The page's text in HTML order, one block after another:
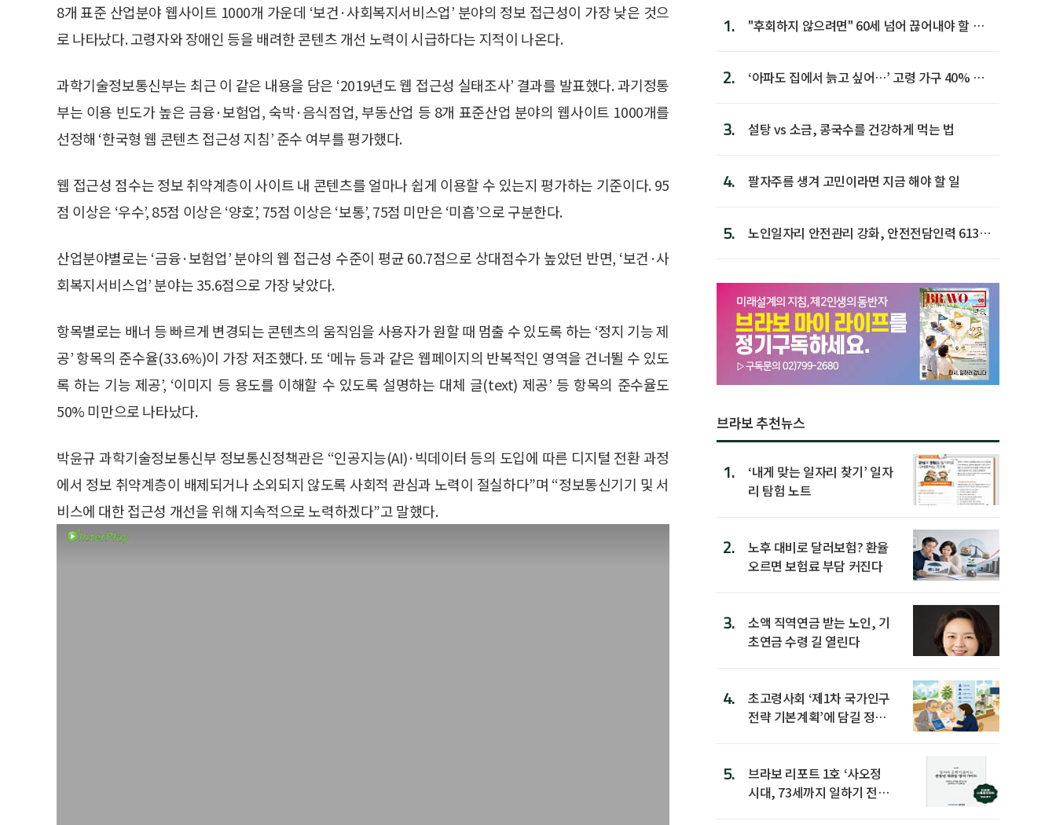
8개 표준 산업분야 웹사이트 1000개 가운데 ‘보건·사회복지서비스업’ 분야의 정보 접근성이 가장 낮은 것으
로 나타났다. 고령자와 장애인 등을 배려한 콘텐츠 개선 노력이 시급하다는 지적이 나온다.
과학기술정보통신부는 최근 이 같은 내용을 담은 ‘2019년도 웹 접근성 실태조사’ 결과를 발표했다. 과기정통
부는 이용 빈도가 높은 금융·보험업, 숙박·음식점업, 부동산업 등 8개 표준산업 분야의 웹사이트 1000개를
선정해 ‘한국형 웹 콘텐츠 접근성 지침’ 준수 여부를 평가했다.
웹 접근성 점수는 정보 취약계층이 사이트 내 콘텐츠를 얼마나 쉽게 이용할 수 있는지 평가하는 기준이다. 95
점 이상은 ‘우수’, 85점 이상은 ‘양호’, 75점 이상은 ‘보통’, 75점 미만은 ‘미흡’으로 구분한다.
산업분야별로는 ‘금융·보험업’ 분야의 웹 접근성 수준이 평균 60.7점으로 상대점수가 높았던 반면, ‘보건·사
회복지서비스업’ 분야는 35.6점으로 가장 낮았다.
항목별로는 배너 등 빠르게 변경되는 콘텐츠의 움직임을 사용자가 원할 때 멈출 수 있도록 하는 ‘정지 기능 제
공’ 항목의 준수율(33.6%)이 가장 저조했다. 또 ‘메뉴 등과 같은 웹페이지의 반복적인 영역을 건너뛸 수 있도
록 하는 기능 제공’, ‘이미지 등 용도를 이해할 수 있도록 설명하는 대체 글(text) 제공’ 등 항목의 준수율도
50% 미만으로 나타났다.
박윤규 과학기술정보통신부 정보통신정책관은 “인공지능(AI)·빅데이터 등의 도입에 따른 디지털 전환 과정
에서 정보 취약계층이 배제되거나 소외되지 않도록 사회적 관심과 노력이 절실하다”며 “정보통신기기 및 서
비스에 대한 접근성 개선을 위해 지속적으로 노력하겠다”고 말했다.
1.
"후회하지 않으려면" 60세 넘어 끊어내야 할 사
2.
‘아파도 집에서 늙고 싶어…’ 고령 가구 40% 노
3. 설탕 vs 소금, 콩국수를 건강하게 먹는 법
4. 팔자주름 생겨 고민이라면 지금 해야 할 일
5.
노인일자리 안전관리 강화, 안전전담인력 613명
브라보 추천뉴스
1.
‘내게 맞는 일자리 찾기’ 일자
리 탐험 노트
2.
노후 대비로 달러보험? 환율
오르면 보험료 부담 커진다
3.
소액 직역연금 받는 노인, 기
초연금 수령 길 열린다
4.
초고령사회 ‘제1차 국가인구
전략 기본계획’에 담길 정책
5.
브라보 리포트 1호 ‘사오정
시대, 73세까지 일하기 전략’